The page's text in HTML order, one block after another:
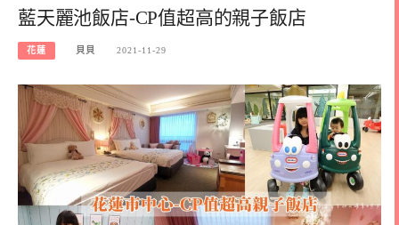
藍天麗池飯店-CP值超高的親子飯店
花蓮 貝貝 2021-11-29